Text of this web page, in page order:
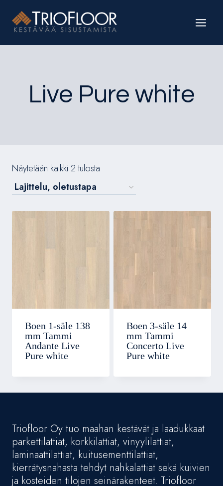
sisältöön
Live Pure white
Näytetään kaikki 2 tulosta
Boen 1-säle 138
mm Tammi
Andante Live
Pure white
Boen 3-säle 14
mm Tammi
Concerto Live
Pure white
Triofloor Oy tuo maahan kestävät ja laadukkaat
parkettilattiat, korkkilattiat, vinyylilattiat,
laminaattilattiat, kuitusementtilattiat,
kierrätysnahasta tehdyt nahkalattiat sekä kuivien
ja kosteiden tilojen seinärakenteet. Triofloor